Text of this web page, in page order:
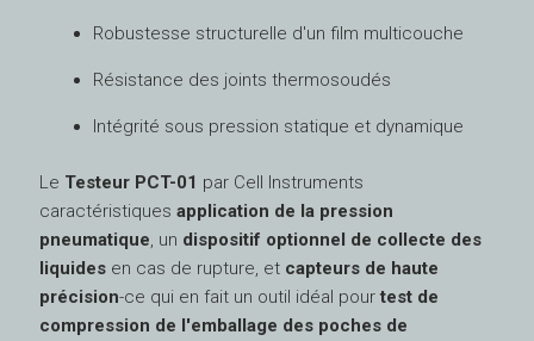
Robustesse structurelle d'un film multicouche
Résistance des joints thermosoudés
Intégrité sous pression statique et dynamique
Le Testeur PCT-01 par Cell Instruments
caractéristiquesapplication de la pression
pneumatique, un dispositif optionnel de collecte des
liquides en cas de rupture, et capteurs de haute
précision-ce qui en fait un outil idéal pourtest de
compression de l'emballage des poches de